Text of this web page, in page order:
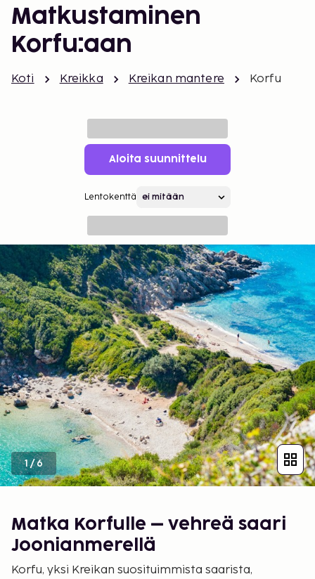
Matkustaminen
Korfu:aan
Koti Kreikka Kreikan mantere Korfu
Aloita suunnittelu
Lentokenttä
1/6
Matka Korfulle – vehreä saari
Joonianmerellä
Korfu, yksi Kreikan suosituimmista saarista,